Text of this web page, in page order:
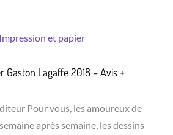
Impression et papier
Gaston Lagaffe 2018 – Avis +
Pour vous, les amoureux de
après semaine, les dessins